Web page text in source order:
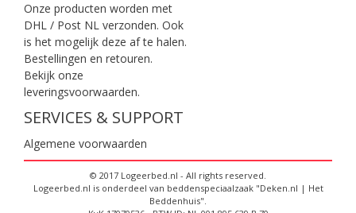
Onze producten worden met
DHL / Post NL verzonden. Ook
is het mogelijk deze af te halen.
Bestellingen en retouren.
Bekijk onze
leveringsvoorwaarden.
SERVICES & SUPPORT
Algemene voorwaarden
© 2017 Logeerbed.nl - All rights reserved.
Logeerbed.nl is onderdeel van beddenspeciaalzaak "Deken.nl | Het
Beddenhuis".